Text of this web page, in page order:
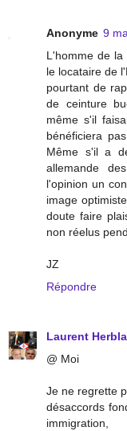
Anonyme 9
L'homme de
le locataire de
pourtant de
de ceinture
même s'il
bénéficiera
Même s'il a
allemande
l'opinion un
image
doute faire
non réelus
JZ
Répondre
Laurent
@ Moi
Je ne regrette
désaccords